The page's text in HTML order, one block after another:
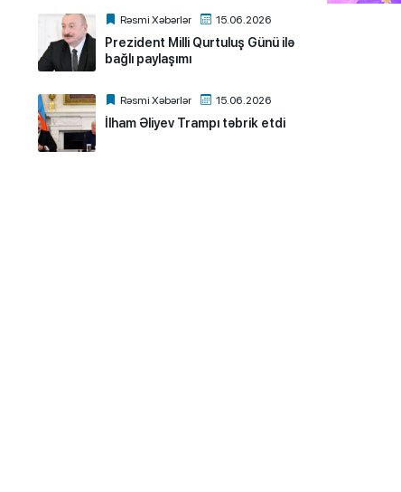
Rəsmi Xəbərlər 15.06.2026
Prezident Milli Qurtuluş Günü ilə
bağlı paylaşımı
Rəsmi Xəbərlər 15.06.2026
İlham Əliyev Trampı təbrik etdi